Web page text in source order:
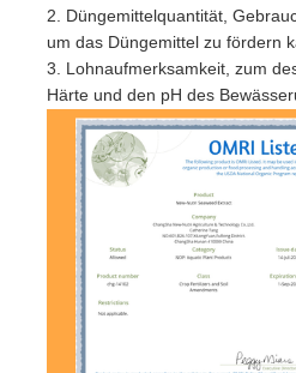
2. Düngemittelquantität,
um das Düngemittel zu fördern
3. Lohnaufmerksamkeit, zum
Härte und den pH des